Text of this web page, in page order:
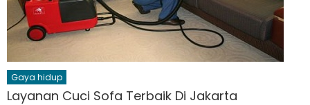
Gaya hidup
Layanan Cuci Sofa Terbaik Di Jakarta